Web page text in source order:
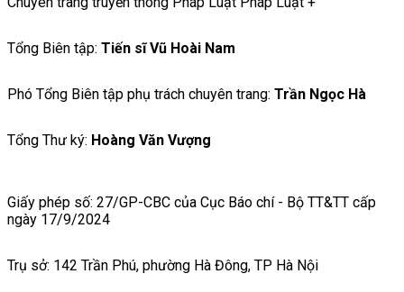
Tổng Biên tập: Tiến sĩ Vũ Hoài Nam
Phó Tổng Biên tập phụ trách chuyên trang: Trần Ngọc Hà
Tổng Thư ký: Hoàng Văn Vượng
Giấy phép số: 27/GP-CBC của Cục Báo chí - Bộ TT&TT cấp
ngày 17/9/2024
Trụ sở: 142 Trần Phú, phường Hà Đông, TP Hà Nội